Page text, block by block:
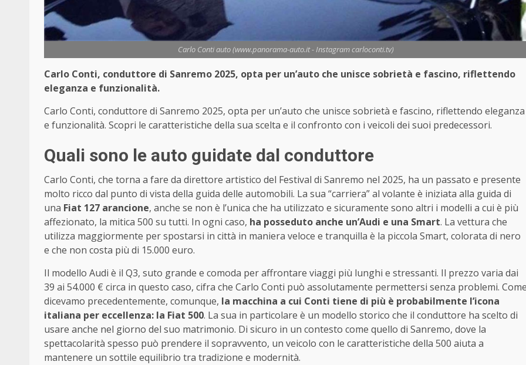
Carlo Conti auto (www.panorama-auto.it - Instagram carloconti.tv)
Carlo Conti, conduttore di Sanremo 2025, opta per un’auto che unisce sobrietà e fascino, riflettendo
eleganza e funzionalità.
Carlo Conti, conduttore di Sanremo 2025, opta per un’auto che unisce sobrietà e fascino, riflettendo eleganza
e funzionalità. Scopri le caratteristiche della sua scelta e il confronto con i veicoli dei suoi predecessori.
Quali sono le auto guidate dal conduttore
Carlo Conti, che torna a fare da direttore artistico del Festival di Sanremo nel 2025, ha un passato e presente
molto ricco dal punto di vista della guida delle automobili. La sua “carriera” al volante è iniziata alla guida di
una Fiat 127 arancione, anche se non è l’unica che ha utilizzato e sicuramente sono altri i modelli a cui è più
affezionato, la mitica 500 su tutti. In ogni caso, ha posseduto anche un’Audi e una Smart. La vettura che
utilizza maggiormente per spostarsi in città in maniera veloce e tranquilla è la piccola Smart, colorata di nero
e che non costa più di 15.000 euro.
Il modello Audi è il Q3, suto grande e comoda per affrontare viaggi più lunghi e stressanti. Il prezzo varia dai
39 ai 54.000 € circa in questo caso, cifra che Carlo Conti può assolutamente permettersi senza problemi.
dicevamo precedentemente, comunque, la macchina a cui Conti tiene di più è probabilmente l’icona
italiana per eccellenza: la Fiat 500. La sua in particolare è un modello storico che il conduttore ha scelto di
usare anche nel giorno del suo matrimonio. Di sicuro in un contesto come quello di Sanremo, dove la
spettacolarità spesso può prendere il sopravvento, un veicolo con le caratteristiche della 500 aiuta a
mantenere un sottile equilibrio tra tradizione e modernità.